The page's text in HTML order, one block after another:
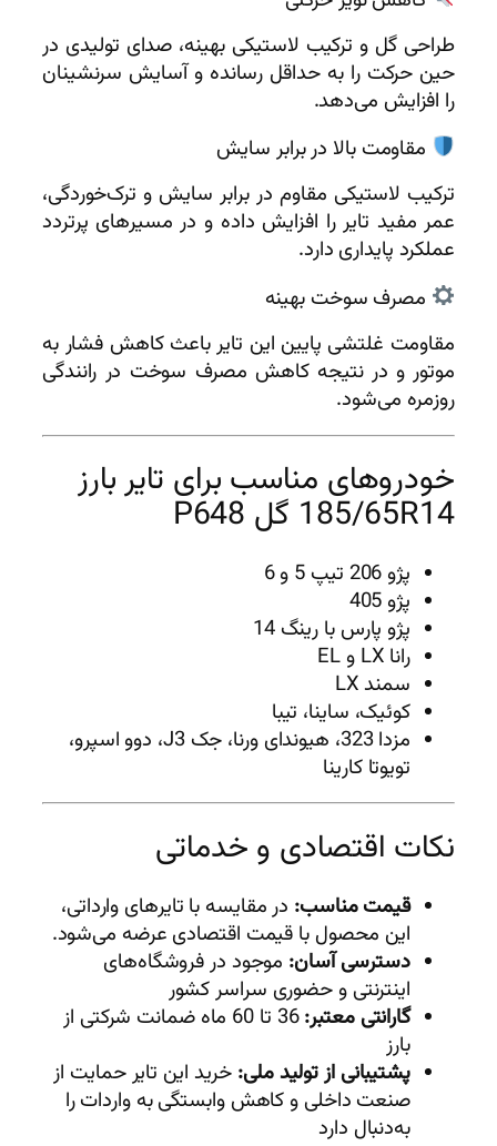
طراحی گل و ترکیب لاستیکی بهینه، صدای تولیدی در
حین حرکت را به حداقل رسانده و آسایش سرنشینان
را افزایش می‌دهد.
مقاومت بالا در برابر سایش
ترکیب لاستیکی مقاوم در برابر سایش و ترک‌خوردگی،
عمر مفید تایر را افزایش داده و در مسیرهای پرتردد
عملکرد پایداری دارد.
مصرف سوخت بهینه
مقاومت غلتشی پایین این تایر باعث کاهش فشار به
موتور و در نتیجه کاهش مصرف سوخت در رانندگی
روزمره می‌شود.
خودروهای مناسب برای تایر بارز
185/65R14 گل P648
پژو 206 تیپ 5 و 6
پژو 405
پژو پارس با رینگ 14
رانا LX و EL
سمند LX
کوئیک، ساینا، تیبا
مزدا 323، هیوندای ورنا، جک J3، دوو اسپرو،
تویوتا کارینا
نکات اقتصادی و خدماتی
قیمت مناسب: در مقایسه با تایرهای وارداتی،
این محصول با قیمت اقتصادی عرضه می‌شود.
دسترسی آسان: موجود در فروشگاه‌های
اینترنتی و حضوری سراسر کشور
گارانتی معتبر:
36 تا 60 ماه ضمانت شرکتی از
بارز
پشتیبانی از تولید ملی: خرید این تایر حمایت از
صنعت داخلی و کاهش وابستگی به واردات را
به‌دنبال دارد